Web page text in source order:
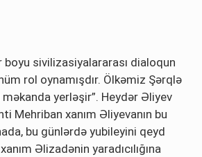
boyu sivilizasiyalararası dialoqun
rol oynamışdır. Ölkəmiz Şərqlə
yerləşir”. Heydər Əliyev
Mehriban xanım Əliyevanın bu
bu günlərdə yubileyini qeyd
Əlizadənin yaradıcılığına